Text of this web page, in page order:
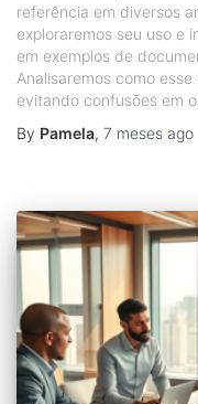
referência em diversos
exploraremos seu uso e
em exemplos de
Analisaremos como
evitando confusões em
By Pamela, 7 meses ago